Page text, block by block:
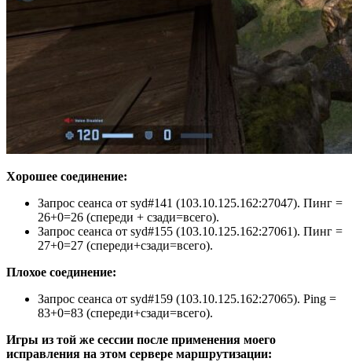
Хорошее соединение:
Запрос сеанса от syd#141 (103.10.125.162:27047). Пинг =
26+0=26 (спереди + сзади=всего).
Запрос сеанса от syd#155 (103.10.125.162:27061). Пинг =
27+0=27 (спереди+сзади=всего).
Плохое соединение:
Запрос сеанса от syd#159 (103.10.125.162:27065). Ping =
83+0=83 (спереди+сзади=всего).
Игры из той же сессии после применения моего
исправления на этом сервере маршрутизации: